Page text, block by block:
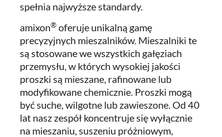
spełnia najwyższe standardy.
amixon® oferuje unikalną gamę
precyzyjnych mieszalników. Mieszalniki te
są stosowane we wszystkich gałęziach
przemysłu, w których wysokiej jakości
proszki są mieszane, rafinowane lub
modyfikowane chemicznie. Proszki mogą
być suche, wilgotne lub zawieszone. Od 40
lat nasz zespół koncentruje się wyłącznie
na mieszaniu, suszeniu próżniowym,